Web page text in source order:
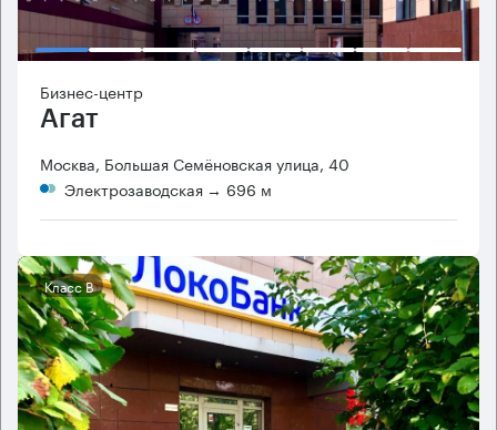
Бизнес-центр
Агат
Москва, Большая Семёновская улица, 40
Электрозаводская → 696 м
Класс B